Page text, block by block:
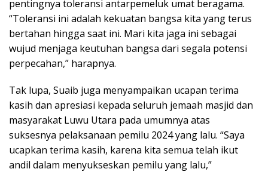
pentingnya toleransi antarpemeluk umat beragama.
“Toleransi ini adalah kekuatan bangsa kita yang terus
bertahan hingga saat ini. Mari kita jaga ini sebagai
wujud menjaga keutuhan bangsa dari segala potensi
perpecahan,” harapnya.
Tak lupa, Suaib juga menyampaikan ucapan terima
kasih dan apresiasi kepada seluruh jemaah masjid dan
masyarakat Luwu Utara pada umumnya atas
suksesnya pelaksanaan pemilu 2024 yang lalu. “Saya
ucapkan terima kasih, karena kita semua telah ikut
andil dalam menyukseskan pemilu yang lalu,”